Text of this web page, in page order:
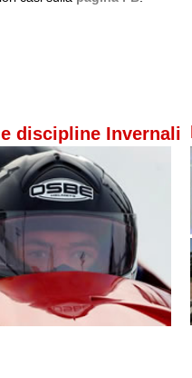
discipline Invernali